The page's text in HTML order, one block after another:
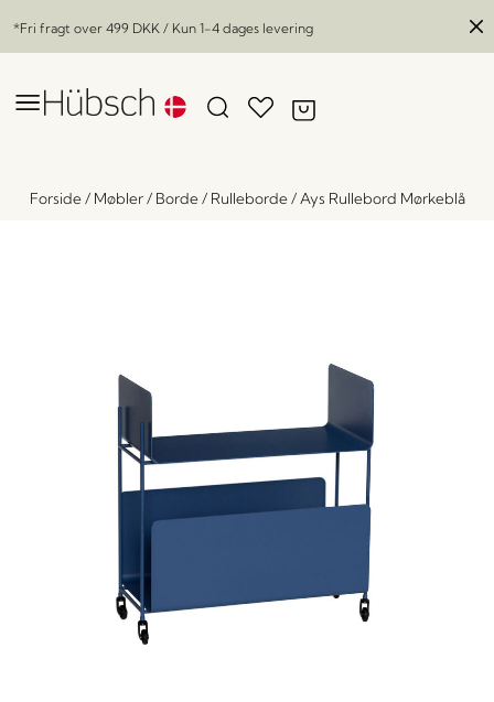
*Fri fragt over 499 DKK / Kun 1-4 dages levering
Forside/ Møbler/ Borde/ Rulleborde/ Ays Rullebord Mørkeblå